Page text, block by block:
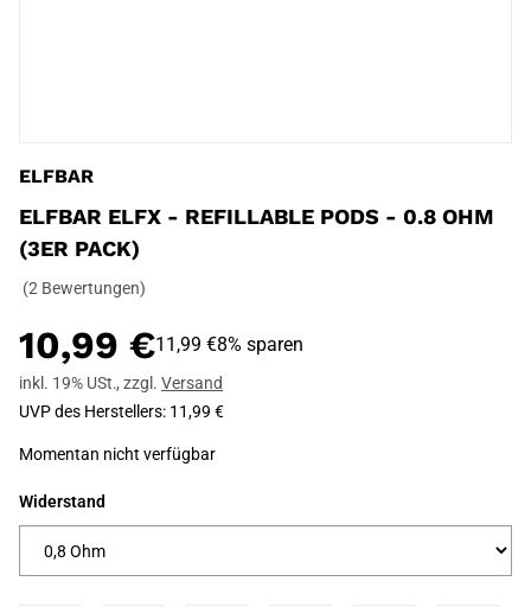
ELFBAR
ELFBAR ELFX - REFILLABLE PODS - 0.8 OHM
(3ER PACK)
(2 Bewertungen)
10,99 €11,99 €8% sparen
inkl. 19% USt., zzgl. Versand
UVP des Herstellers: 11,99 €
Momentan nicht verfügbar
Widerstand